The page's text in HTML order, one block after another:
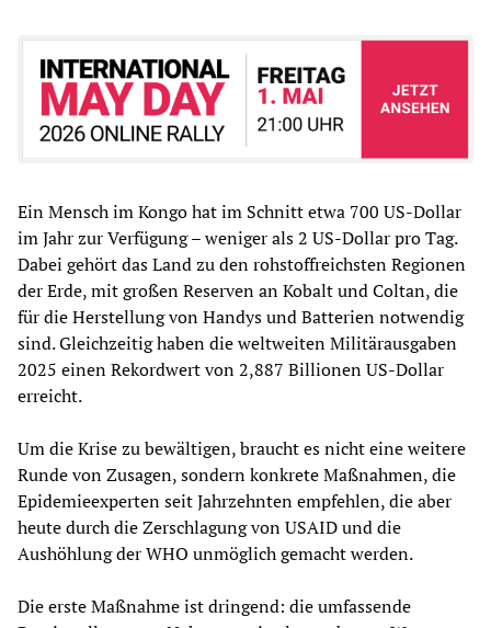
Ein Mensch im Kongo hat im Schnitt etwa 700 US-Dollar
im Jahr zur Verfügung – weniger als 2 US-Dollar pro Tag.
Dabei gehört das Land zu den rohstoffreichsten Regionen
der Erde, mit großen Reserven an Kobalt und Coltan, die
für die Herstellung von Handys und Batterien notwendig
sind. Gleichzeitig haben die weltweiten Militärausgaben
2025 einen Rekordwert von 2,887 Billionen US-Dollar
erreicht.
Um die Krise zu bewältigen, braucht es nicht eine weitere
Runde von Zusagen, sondern konkrete Maßnahmen, die
Epidemieexperten seit Jahrzehnten empfehlen, die aber
heute durch die Zerschlagung von USAID und die
Aushöhlung der WHO unmöglich gemacht werden.
Die erste Maßnahme ist dringend: die umfassende